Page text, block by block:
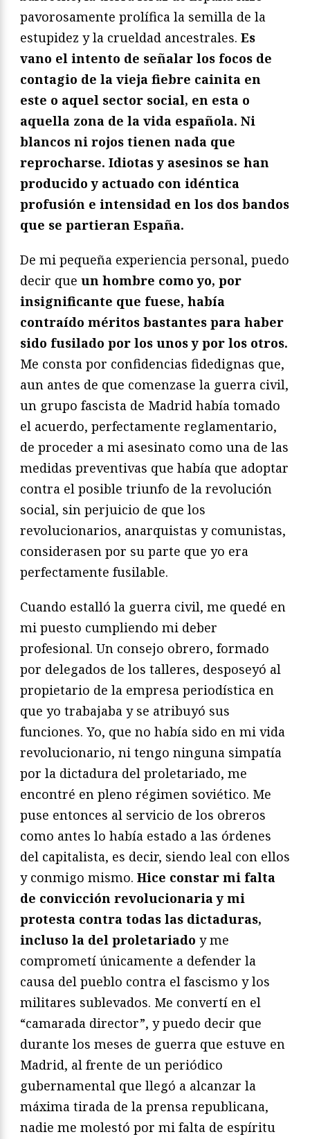
pavorosamente prolífica la semilla de la
estupidez y la crueldad ancestrales. Es
vano el intento de señalar los focos de
contagio de la vieja fiebre cainita en
este o aquel sector social, en esta o
aquella zona de la vida española. Ni
blancos ni rojos tienen nada que
reprocharse. Idiotas y asesinos se han
producido y actuado con idéntica
profusión e intensidad en los dos bandos
que se partieran España.
De mi pequeña experiencia personal, puedo
decir que un hombre como yo, por
insignificante que fuese, había
contraído méritos bastantes para haber
sido fusilado por los unos y por los otros.
Me consta por confidencias fidedignas que,
aun antes de que comenzase la guerra civil,
un grupo fascista de Madrid había tomado
el acuerdo, perfectamente reglamentario,
de proceder a mi asesinato como una de las
medidas preventivas que había que adoptar
contra el posible triunfo de la revolución
social, sin perjuicio de que los
revolucionarios, anarquistas y comunistas,
considerasen por su parte que yo era
perfectamente fusilable.
Cuando estalló la guerra civil, me quedé en
mi puesto cumpliendo mi deber
profesional. Un consejo obrero, formado
por delegados de los talleres, desposeyó al
propietario de la empresa periodística en
que yo trabajaba y se atribuyó sus
funciones. Yo, que no había sido en mi vida
revolucionario, ni tengo ninguna simpatía
por la dictadura del proletariado, me
encontré en pleno régimen soviético. Me
puse entonces al servicio de los obreros
como antes lo había estado a las órdenes
del capitalista, es decir, siendo leal con ellos
y conmigo mismo. Hice constar mi falta
de convicción revolucionaria y mi
protesta contra todas las dictaduras,
incluso la del proletariado y me
comprometí únicamente a defender la
causa del pueblo contra el fascismo y los
militares sublevados. Me convertí en el
“camarada director”, y puedo decir que
durante los meses de guerra que estuve en
Madrid, al frente de un periódico
gubernamental que llegó a alcanzar la
máxima tirada de la prensa republicana,
nadie me molestó por mi falta de espíritu